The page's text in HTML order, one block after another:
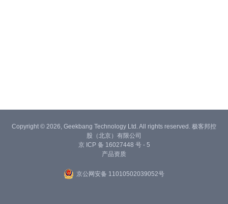
Copyright © 2026, Geekbang Technology Ltd. All rights reserved. 极客邦控
股（北京）有限公司
京 ICP 备 16027448 号 - 5
产品资质
京公网安备 11010502039052号